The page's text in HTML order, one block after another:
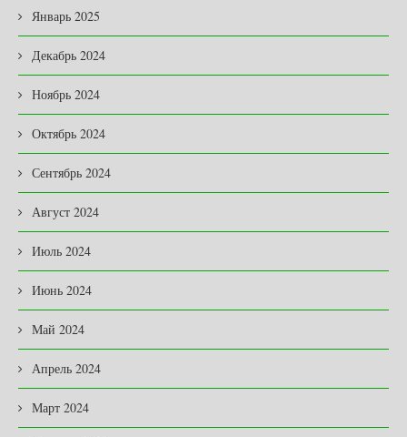
Январь 2025
Декабрь 2024
Ноябрь 2024
Октябрь 2024
Сентябрь 2024
Август 2024
Июль 2024
Июнь 2024
Май 2024
Апрель 2024
Март 2024